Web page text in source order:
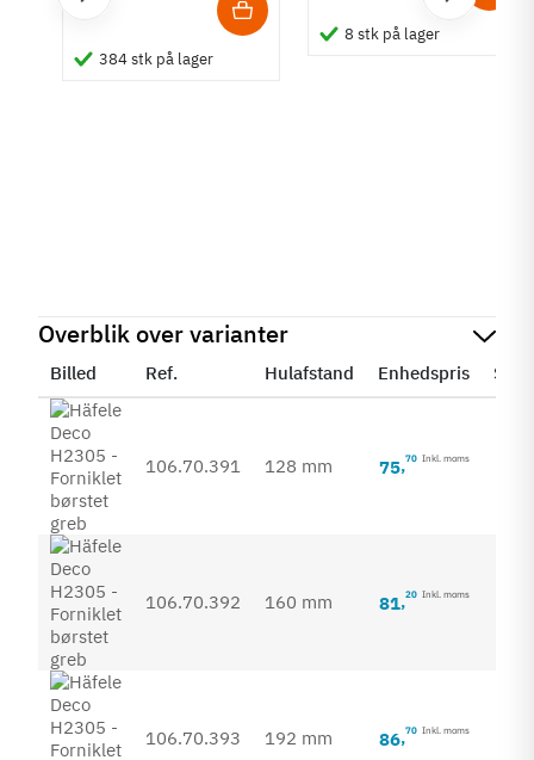
384 stk på lager
8 stk på lager
Overblik over varianter
Billed Ref. Hulafstand Enhedspris
106.70.391 128 mm 75,70 Inkl. moms
106.70.392 160 mm 81,20 Inkl. moms
106.70.393 192 mm 86,70 Inkl. moms